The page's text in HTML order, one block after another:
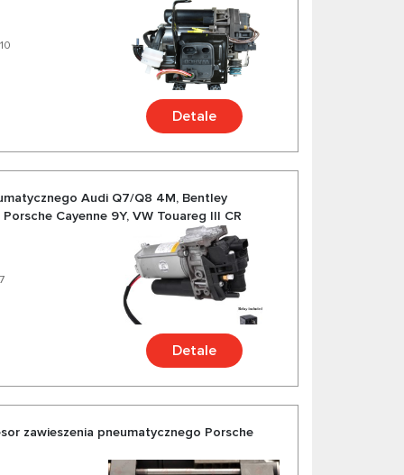
Detale
Audi Q7/Q8 4M, Bentley
Cayenne 9Y, VW Touareg III CR
Detale
zawieszenia pneumatycznego Porsche